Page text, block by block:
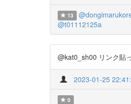
13
@t01112125a
@kat0_sh00 リンク貼
2023-01-25
0